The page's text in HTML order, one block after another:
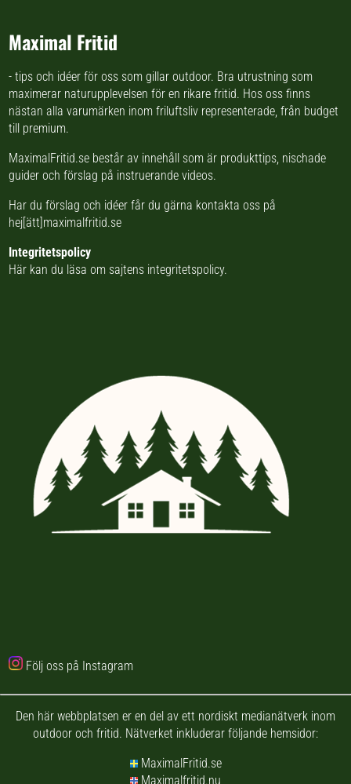
Maximal Fritid
- tips och idéer för oss som gillar outdoor. Bra utrustning som
maximerar naturupplevelsen för en rikare fritid. Hos oss finns
nästanalla varumärken inom friluftsliv representerade, från budget
till premium.
MaximalFritid.se består av innehåll som är produkttips, nischade
guider och förslag på instruerande videos.
Har du förslag och idéer får du gärna kontakta oss på
hej[ätt]maximalfritid.se
Integritetspolicy
Här kan du läsa om sajtens integritetspolicy.
Följ oss på Instagram
Den här webbplatsen er en del av ett nordiskt medianätverk inom
outdoor och fritid. Nätverket inkluderar följande hemsidor:
MaximalFritid.se
Maximalfritid.nu